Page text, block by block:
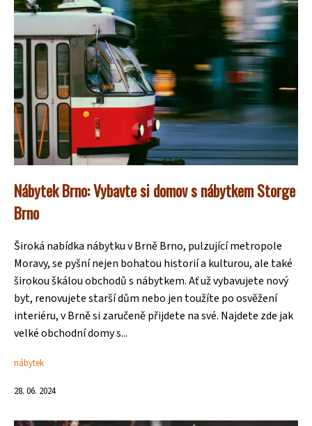
Nábytek Brno: Vybavte si domov s nábytkem Storge
Brno
Široká nabídka nábytku v Brně Brno, pulzující metropole
Moravy, se pyšní nejen bohatou historií a kulturou, ale také
širokou škálou obchodů s nábytkem. Ať už vybavujete nový
byt, renovujete starší dům nebo jen toužíte po osvěžení
interiéru, v Brně si zaručeně přijdete na své. Najdete zde jak
velké obchodní domy s...
nábytek
28. 06. 2024